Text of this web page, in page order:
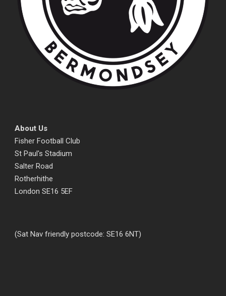
About Us
Fisher Football Club
St Paul's Stadium
Salter Road
Rotherhithe
London SE16 5EF
(Sat Nav friendly postcode: SE16 6NT)